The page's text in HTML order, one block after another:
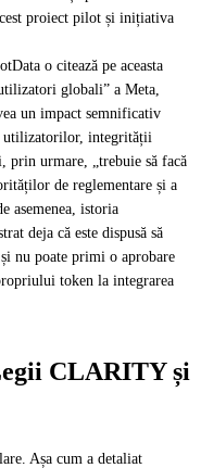
proiect pilot și inițiativa
o citează pe aceasta
globali” a Meta,
un impact semnificativ
utilizatorilor, integrității
prin urmare, „trebuie să facă
de reglementare și a
asemenea, istoria
deja că este dispusă să
nu poate primi o aprobare
token la integrarea
CLARITY și
Așa cum a detaliat